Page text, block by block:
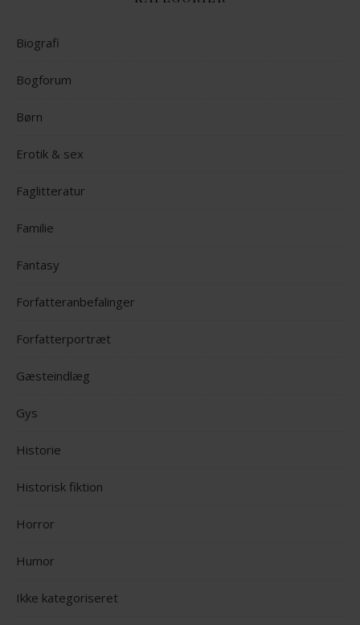
Biografi
Bogforum
Børn
Erotik & sex
Faglitteratur
Familie
Fantasy
Forfatteranbefalinger
Forfatterportræt
Gæsteindlæg
Gys
Historie
Historisk fiktion
Horror
Humor
Ikke kategoriseret